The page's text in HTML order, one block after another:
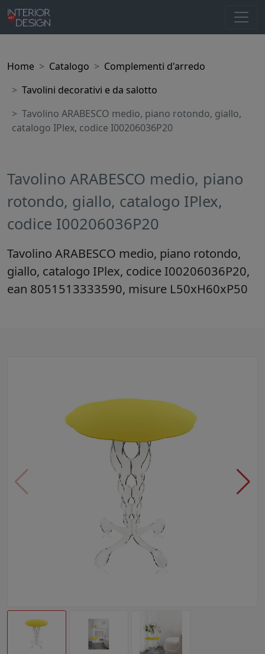
Home Catalogo
Complementi d'arredo
Tavolini decorativi e da salotto
Tavolino ARABESCO medio, piano rotondo, giallo,
catalogo IPlex, codice I00206036P20
Tavolino ARABESCO medio, piano
rotondo, giallo, catalogo IPlex,
codice I00206036P20
Tavolino ARABESCO medio, piano rotondo,
giallo, catalogo IPlex, codice I00206036P20,
ean 8051513333590, misure L50xH60xP50